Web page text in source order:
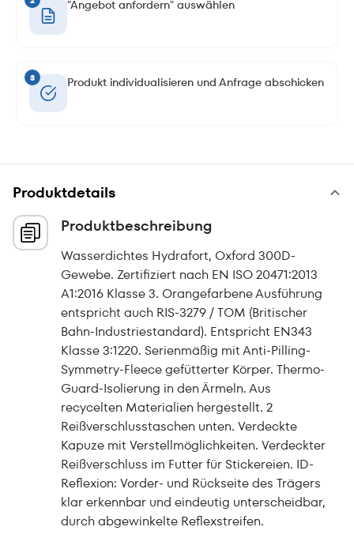
"Angebot anfordern" auswählen
3 Produkt individualisieren und Anfrage abschicken
Produktdetails
Produktbeschreibung
Wasserdichtes Hydrafort, Oxford 300D-
Gewebe. Zertifiziert nach EN ISO 20471:2013
A1:2016 Klasse 3. Orangefarbene Ausführung
entspricht auch RIS-3279 / TOM (Britischer
Bahn-Industriestandard). Entspricht EN343
Klasse 3:1220. Serienmäßig mit Anti-Pilling-
Symmetry-Fleece gefütterter Körper. Thermo-
Guard-Isolierung in den Ärmeln. Aus
recycelten Materialien hergestellt. 2
Reißverschlusstaschen unten. Verdeckte
Kapuze mit Verstellmöglichkeiten. Verdeckter
Reißverschluss im Futter für Stickereien. ID-
Reflexion: Vorder- und Rückseite des Trägers
klar erkennbar und eindeutig unterscheidbar,
durch abgewinkelte Reflexstreifen.